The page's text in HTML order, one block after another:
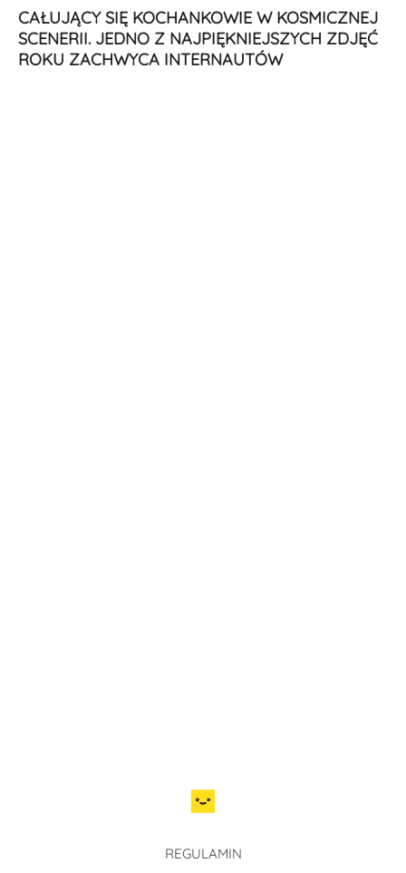
CAŁUJĄCY SIĘ KOCHANKOWIE W KOSMICZNEJ
SCENERII. JEDNO Z NAJPIĘKNIEJSZYCH ZDJĘĆ
ROKU ZACHWYCA INTERNAUTÓW
REGULAMIN